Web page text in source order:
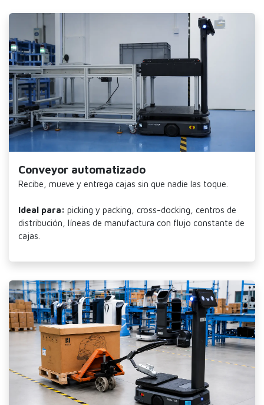
Conveyor automatizado
Recibe, mueve y entrega cajas sin que nadie las toque.
Ideal para: picking y packing, cross-docking, centros de
distribución, líneas de manufactura con flujo constante de
cajas.